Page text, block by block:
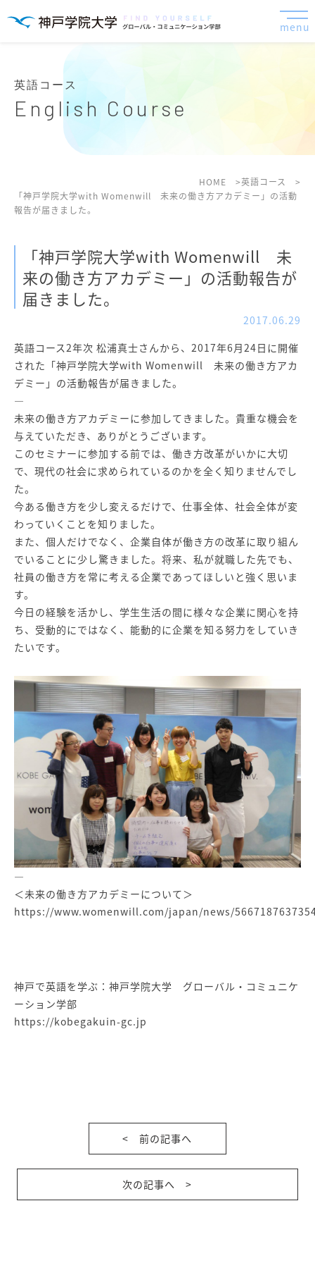
menu
English Course
英語コース
HOME
英語コース
「神戸学院大学with Womenwill 未来の働き方アカデミー」の活動
報告が届きました。
「神戸学院大学with Womenwill 未
来の働き方アカデミー」の活動報告が
届きました。
2017.06.29
英語コース2年次 松浦真士さんから、2017年6月24日に開催
された「神戸学院大学with Womenwill 未来の働き方アカ
デミー」の活動報告が届きました。
—
未来の働き方アカデミーに参加してきました。貴重な機会を
与えていただき、ありがとうございます。
このセミナーに参加する前では、働き方改革がいかに大切
で、現代の社会に求められているのかを全く知りませんでし
た。
今ある働き方を少し変えるだけで、仕事全体、社会全体が変
わっていくことを知りました。
また、個人だけでなく、企業自体が働き方の改革に取り組ん
でいることに少し驚きました。将来、私が就職した先でも、
社員の働き方を常に考える企業であってほしいと強く思いま
す。
今日の経験を活かし、学生生活の間に様々な企業に関心を持
ち、受動的にではなく、能動的に企業を知る努力をしていき
たいです。
—
＜未来の働き方アカデミーについて＞
https://www.womenwill.com/japan/news/
神戸で英語を学ぶ：神戸学院大学 グローバル・コミュニケ
ーション学部
https://kobegakuin-gc.jp
< 前の記事へ
次の記事へ >